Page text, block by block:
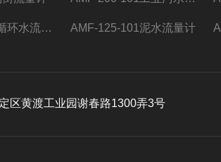
AMF-150-101循环水流量计,电磁流量计 AMF-125-101泥水流量计
区黄渡工业园谢春路1300弄3号